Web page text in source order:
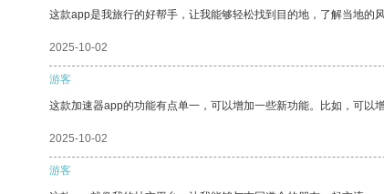
这款app是我旅行的好帮手，让我能够轻松找到目的地，了解当地的风
2025-10-02
游客
这款加速器app的功能有点单一，可以增加一些新功能。比如，可以
2025-10-02
游客